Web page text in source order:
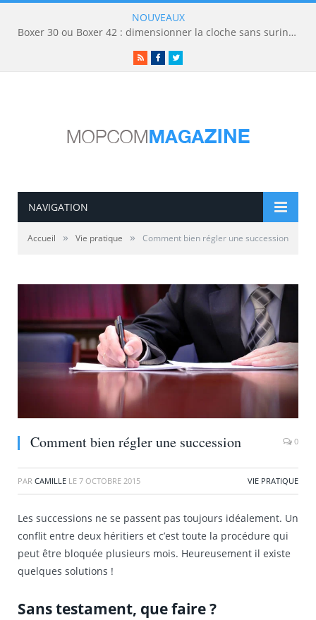
NOUVEAUX
Boxer 30 ou Boxer 42 : dimensionner la cloche sans surinvestir
RSSFacebookTwitter
NAVIGATION
Accueil » Vie pratique » Comment bien régler une succession
Comment bien régler une succession 0
PAR CAMILLE LE 7 OCTOBRE 2015 VIE PRATIQUE
Les successions ne se passent pas toujours idéalement. Un
conflit entre deux héritiers et c’est toute la procédure qui
peut être bloquée plusieurs mois. Heureusement il existe
quelques solutions !
Sans testament, que faire ?